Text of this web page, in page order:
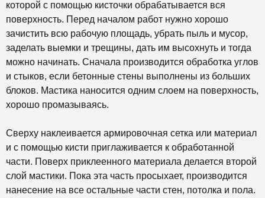
которой с помощью кисточки обрабатывается вся
поверхность. Перед началом работ нужно хорошо
зачистить всю рабочую площадь, убрать пыль и мусор,
заделать выемки и трещины, дать им высохнуть и тогда
можно начинать. Сначала производится обработка углов
и стыков, если бетонные стены выполнены из больших
блоков. Мастика наносится одним слоем на поверхность,
хорошо промазываясь.
Сверху наклеивается армировочная сетка или материал
и с помощью кисти приглаживается к обработанной
части. Поверх приклеенного материала делается второй
слой мастики. Пока эта часть просыхает, производится
нанесение на все остальные части стен, потолка и пола.